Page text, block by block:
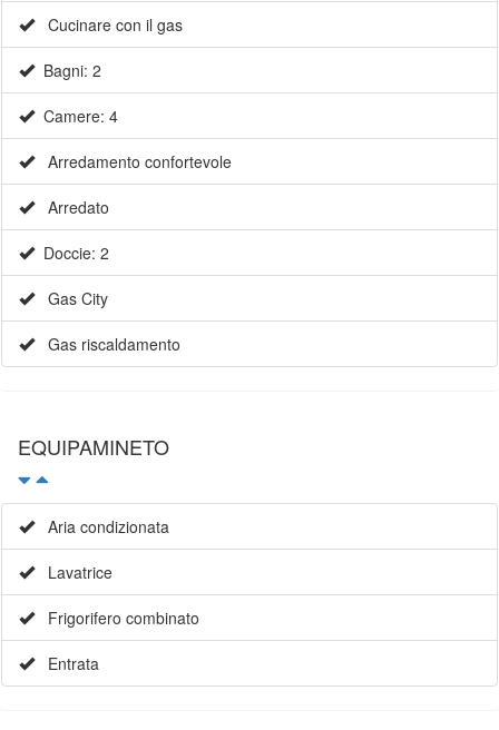
Cucinare con il gas
Bagni: 2
Camere: 4
Arredamento confortevole
Arredato
Doccie: 2
Gas City
Gas riscaldamento
EQUIPAMINETO
Aria condizionata
Lavatrice
Frigorifero combinato
Entrata